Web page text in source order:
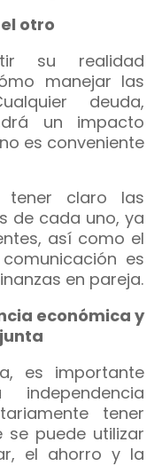
otro
su realidad
manejar las
deuda,
un impacto
es conveniente
tener claro las
de cada uno, ya
así como el
es
en pareja.
económica y
es importante
tener
se puede utilizar
el ahorro y la